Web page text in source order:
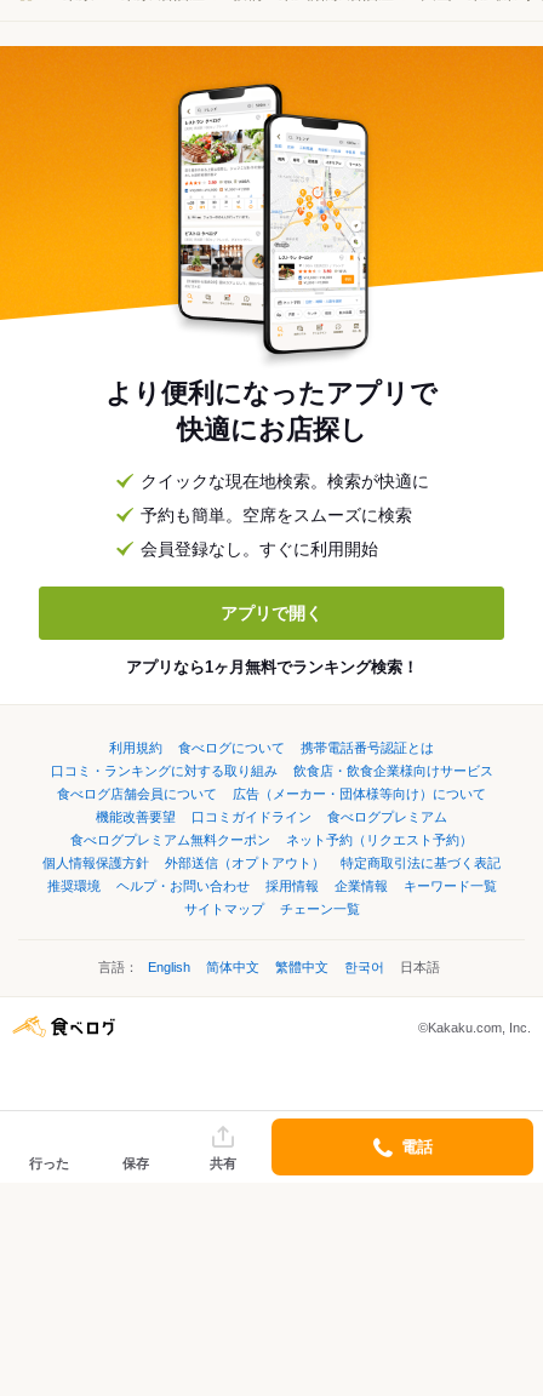
より便利になったアプリで
快適にお店探し
クイックな現在地検索。検索が快適に
予約も簡単。空席をスムーズに検索
会員登録なし。すぐに利用開始
アプリで開く
アプリなら1ヶ月無料でランキング検索！
利用規約 食べログについて
携帯電話番号認証とは
口コミ・ランキングに対する取り組み
飲食店・飲食企業様向けサービス
食べログ店舗会員について
広告（メーカー・団体様等向け）について
機能改善要望
口コミガイドライン
食べログプレミアム
食べログプレミアム無料クーポン
ネット予約（リクエスト予約）
個人情報保護方針
外部送信（オプトアウト）
特定商取引法に基づく表記
推奨環境
ヘルプ・お問い合わせ 採用情報 企業情報
キーワード一覧
サイトマップ
チェーン一覧
言語： English 简体中文 繁體中文 한국어 日本語
©Kakaku.com, Inc.
行った 保存 共有
電話